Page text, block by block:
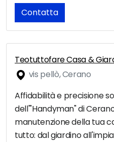
Contatta
Teotuttofare Casa &
vis pellò, Cerano
Affidabilità e precisione
dell'"Handyman" di
manutenzione della tua
tutto: dal giardino